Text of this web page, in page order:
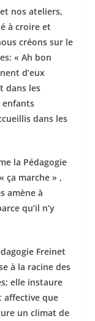
nos ateliers,
à croire et
créons sur le
« Ah bon
d’eux
dans les
enfants
dans les
la Pédagogie
ça marche » ,
amène à
qu’il n’y
Freinet
à la racine des
elle instaure
affective que
un climat de